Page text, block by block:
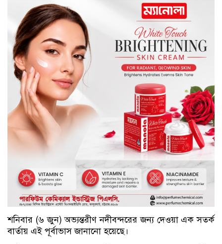
শনিবার (৬ জুন) অভ্যন্তরীণ নদীবন্দরের জন্য দেওয়া এক সতর্ক
বার্তায় এই পূর্বাভাস জানানো হয়েছে।